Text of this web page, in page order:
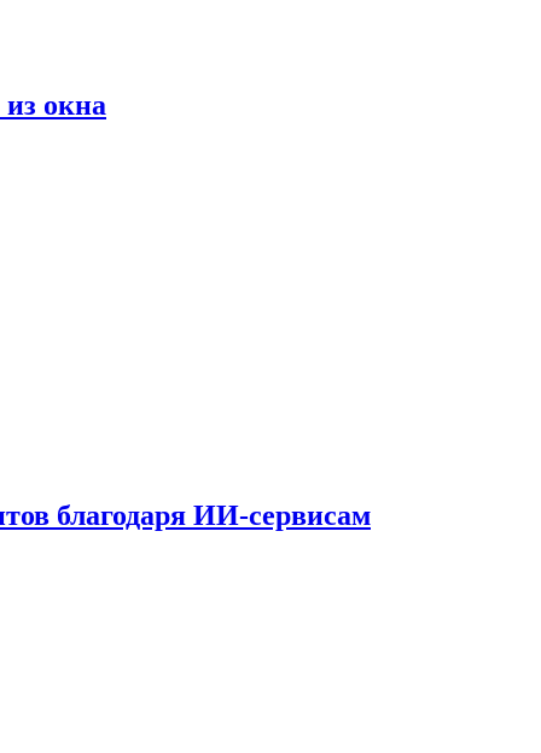
окна
благодаря ИИ-сервисам